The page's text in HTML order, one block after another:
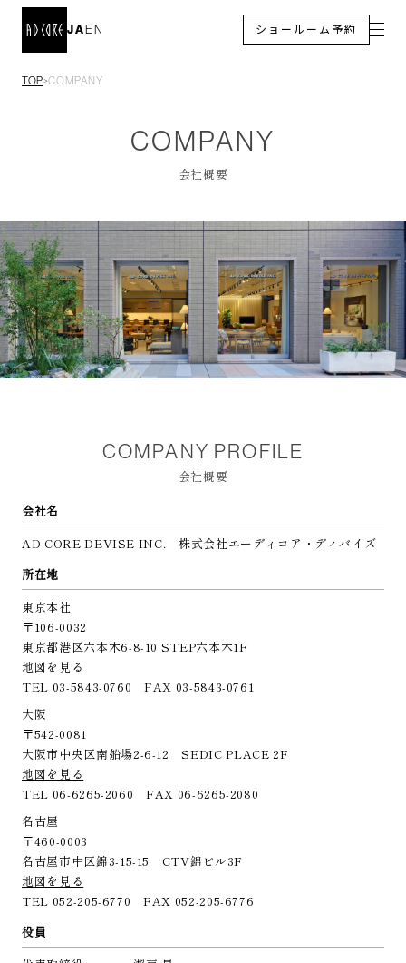
EN
JA ショールーム予約
TOP＞COMPANY
COMPANY
会社概要
COMPANY PROFILE
会社概要
会社名
AD CORE DEVISE INC. 株式会社エーディコア・ディバイズ
所在地
東京本社
〒106-0032
東京都港区六本木6-8-10 STEP六本木1F
地図を見る
TEL 03-5843-0760 FAX 03-5843-0761
大阪
〒542-0081
大阪市中央区南船場2-6-12 SEDIC PLACE 2F
地図を見る
TEL 06-6265-2060 FAX 06-6265-2080
名古屋
〒460-0003
名古屋市中区錦3-15-15 CTV錦ビル3F
地図を見る
TEL 052-205-6770 FAX 052-205-6776
役員